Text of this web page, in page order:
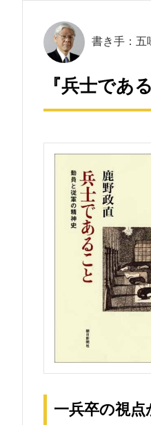
書き手：五
『兵士であ
一兵卒の視